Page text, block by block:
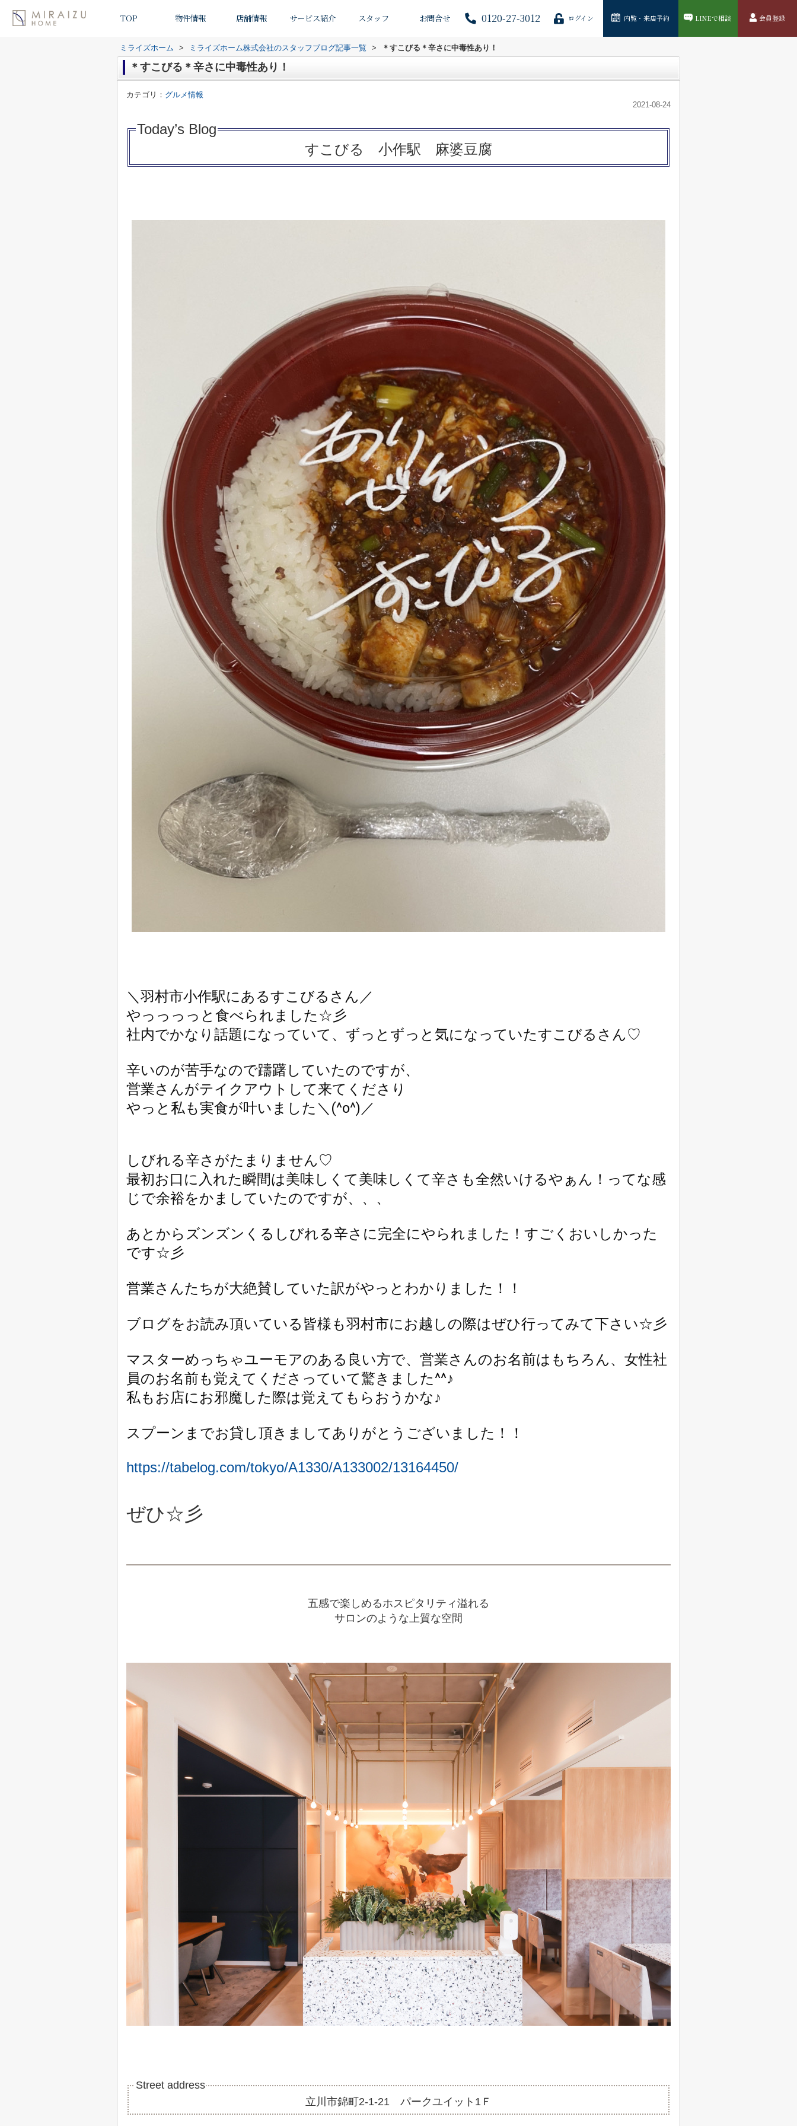
TOP 物件情報 店舗情報 サービス紹介 スタッフ お問合せ 0120-27-3012 ログイン 内覧・来店予約 LINEで相談 会員登録
ミライズホーム > ミライズホーム株式会社のスタッフブログ記事一覧 > ＊すこびる＊辛さに中毒性あり！
＊すこびる＊辛さに中毒性あり！
カテゴリ： グルメ情報
2021-08-24
Today’s Blog
すこびる 小作駅 麻婆豆腐
＼羽村市小作駅にあるすこびるさん／
やっっっっと食べられました☆彡
社内でかなり話題になっていて、ずっとずっと気になっていたすこびるさん♡
辛いのが苦手なので躊躇していたのですが、
営業さんがテイクアウトして来てくださり
やっと私も実食が叶いました＼(^o^)／
しびれる辛さがたまりません♡
最初お口に入れた瞬間は美味しくて美味しくて辛さも全然いけるやぁん！ってな感
じで余裕をかましていたのですが、、、
あとからズンズンくるしびれる辛さに完全にやられました！すごくおいしかった
です☆彡
営業さんたちが大絶賛していた訳がやっとわかりました！！
ブログをお読み頂いている皆様も羽村市にお越しの際はぜひ行ってみて下さい☆彡
マスターめっちゃユーモアのある良い方で、営業さんのお名前はもちろん、女性社
員のお名前も覚えてくださっていて驚きました^^♪
私もお店にお邪魔した際は覚えてもらおうかな♪
スプーンまでお貸し頂きましてありがとうございました！！
https://tabelog.com/tokyo/A1330/A133002/13164450/
ぜひ☆彡
五感で楽しめるホスピタリティ溢れる
サロンのような上質な空間
Street address
立川市錦町2-1-21 パークユイット1Ｆ